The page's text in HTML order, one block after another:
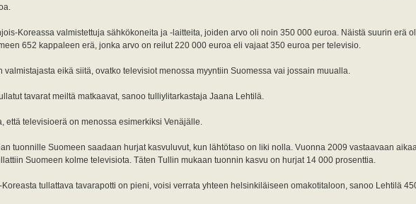
Koreassa valmistettuja sähkökoneita ja -laitteita, joiden arvo oli noin 350 000 euroa. Näistä suurin erä
652 kappaleen erä, jonka arvo on reilut 220 000 euroa eli vajaat 350 euroa per televisio.
eikä siitä, ovatko televisiot menossa myyntiin Suomessa vai jossain muualla.
tavarat meiltä matkaavat, sanoo tulliylitarkastaja Jaana Lehtilä.
että televisioerä on menossa esimerkiksi Venäjälle.
tuonnille Suomeen saadaan hurjat kasvuluvut, kun lähtötaso on liki nolla. Vuonna 2009 vastaavaan
Suomeen kolme televisiota. Täten Tullin mukaan tuonnin kasvu on hurjat 14 000 prosenttia.
tullattava tavarapotti on pieni, voisi verrata yhteen helsinkiläiseen omakotitaloon, sanoo Lehtilä